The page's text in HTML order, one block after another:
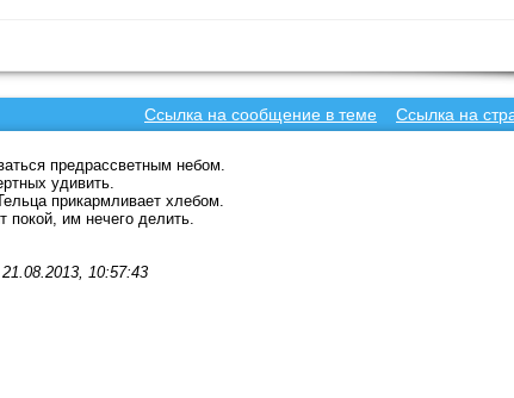
Ссылка на сообщение в теме Ссылка на
предрассветным небом.
удивить.
прикармливает хлебом.
покой, им нечего делить.
10:57:43